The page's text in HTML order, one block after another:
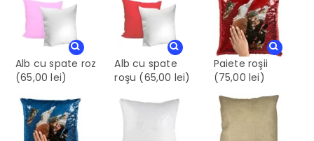
Alb cu spate roz
(65,00 lei)
Alb cu spate
roşu (65,00 lei)
Paiete roşii
(75,00 lei)